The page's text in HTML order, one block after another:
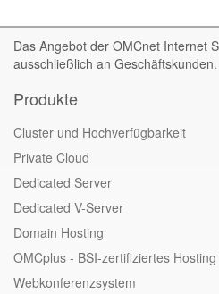
Das Angebot der OMCnet Internet
ausschließlich an Geschäftskunden.
Produkte
Cluster und Hochverfügbarkeit
Private Cloud
Dedicated Server
Dedicated V-Server
Domain Hosting
OMCplus - BSI-zertifiziertes Hosting
Webkonferenzsystem